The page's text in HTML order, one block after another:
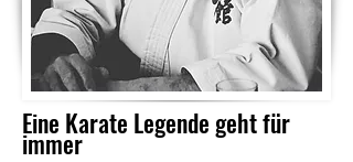
Eine Karate Legende geht für
immer